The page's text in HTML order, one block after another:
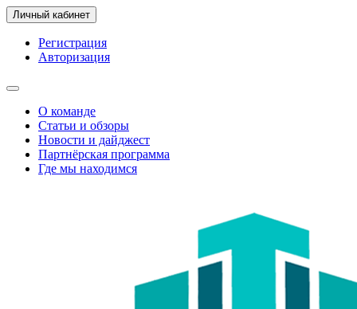
Личный кабинет
Регистрация
Авторизация
О команде
Статьи и обзоры
Новости и дайджест
Партнёрская программа
Где мы находимся